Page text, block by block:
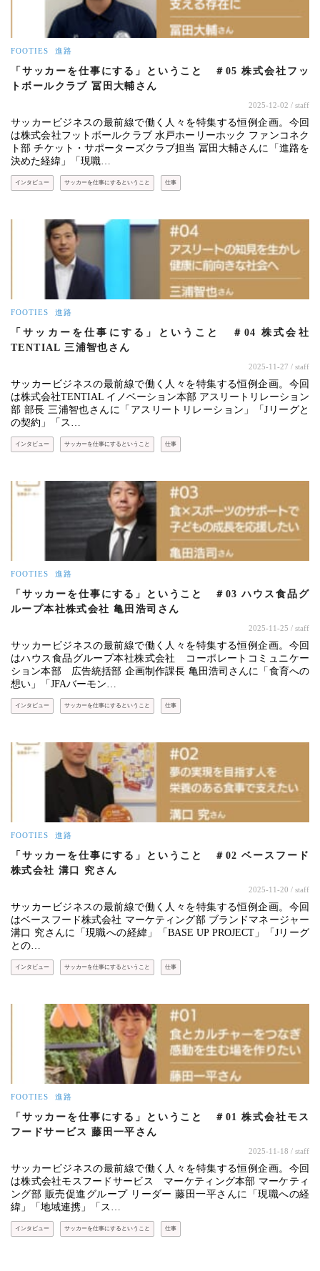
FOOTIES 進路
「サッカーを仕事にする」ということ ＃05 株式会社フッ
トボールクラブ 冨田大輔さん
2025-12-02 / staff
サッカービジネスの最前線で働く人々を特集する恒例企画。今回
は株式会社フットボールクラブ 水戸ホーリーホック ファンコネク
ト部 チケット・サポーターズクラブ担当 冨田大輔さんに「進路を
決めた経緯」「現職…
インタビュー サッカーを仕事にするということ 仕事
FOOTIES 進路
「サッカーを仕事にする」ということ ＃04 株式会社
TENTIAL 三浦智也さん
2025-11-27 / staff
サッカービジネスの最前線で働く人々を特集する恒例企画。今回
は株式会社TENTIAL イノベーション本部 アスリートリレーション
部 部長 三浦智也さんに「アスリートリレーション」「Jリーグと
の契約」「ス…
インタビュー サッカーを仕事にするということ 仕事
FOOTIES 進路
「サッカーを仕事にする」ということ ＃03 ハウス食品グ
ループ本社株式会社 亀田浩司さん
2025-11-25 / staff
サッカービジネスの最前線で働く人々を特集する恒例企画。今回
はハウス食品グループ本社株式会社 コーポレートコミュニケー
ション本部 広告統括部 企画制作課長 亀田浩司さんに「食育への
想い」「JFAバーモン…
インタビュー サッカーを仕事にするということ 仕事
FOOTIES 進路
「サッカーを仕事にする」ということ ＃02 ベースフード
株式会社 溝口 究さん
2025-11-20 / staff
サッカービジネスの最前線で働く人々を特集する恒例企画。今回
はベースフード株式会社 マーケティング部 ブランドマネージャー
溝口 究さんに「現職への経緯」「BASE UP PROJECT」「Jリーグ
との…
インタビュー サッカーを仕事にするということ 仕事
FOOTIES 進路
「サッカーを仕事にする」ということ ＃01 株式会社モス
フードサービス 藤田一平さん
2025-11-18 / staff
サッカービジネスの最前線で働く人々を特集する恒例企画。今回
は株式会社モスフードサービス マーケティング本部 マーケティ
ング部 販売促進グループ リーダー 藤田一平さんに「現職への経
緯」「地域連携」「ス…
インタビュー サッカーを仕事にするということ 仕事